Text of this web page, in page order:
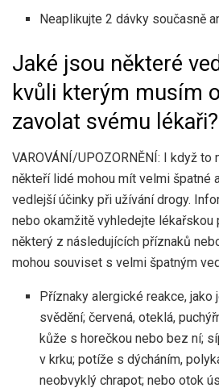
Neaplikujte 2 dávky současně
Jaké jsou některé
kvůli kterým musím
zavolat svému lékaři?
VAROVÁNÍ/UPOZORNĚNÍ: I když to
někteří lidé mohou mít velmi špatné
vedlejší účinky při užívání drogy.
nebo okamžitě vyhledejte lékařskou
některý z následujících příznaků
mohou souviset s velmi špatným
Příznaky alergické reakce, jako
svědění; červená, oteklá,
kůže s horečkou nebo bez ní;
v krku; potíže s dýcháním,
neobvyklý chrapot; nebo otok